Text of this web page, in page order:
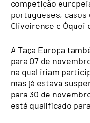
competição
portugueses, casos
Oliveirense e Óquei
A Taça Europa
para 07 de
na qual iriam
mas já estava
para 30 de
está qualificado